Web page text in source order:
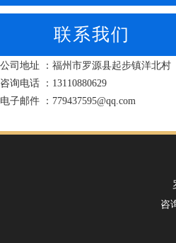
联系我们
公司地址 ：福州市罗源县起步镇洋北村
咨询电话 ：13110880629
电子邮件 ：779437595@qq.com
咨